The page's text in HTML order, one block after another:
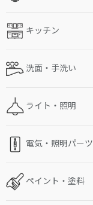
キッチン
洗面・手洗い
ライト・照明
電気・照明パーツ
ペイント・塗料